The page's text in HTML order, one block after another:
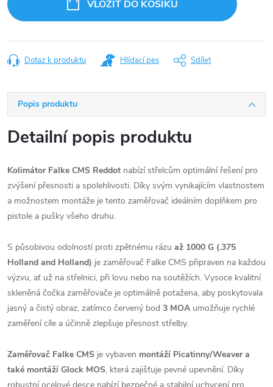
VLOŽIT DO KOŠÍKU
Dotaz k produktu Hlídací pes Sdílet
Popis produktu
Detailní popis produktu
Kolimátor Falke CMS Reddot nabízí střelcům optimální řešení pro
zvýšení přesnosti a spolehlivosti. Díky svým vynikajícím vlastnostem
a možnostem montáže je tento zaměřovač ideálním doplňkem pro
pistole a pušky všeho druhu.
S působivou odolností proti zpětnému rázu až 1000 G (.375
Holland and Holland) je zaměřovač Falke CMS připraven na každou
výzvu, ať už na střelnici, při lovu nebo na soutěžích. Vysoce kvalitní
skleněná čočka zaměřovače je optimálně potažena, aby poskytovala
jasný a čistý obraz, zatímco červený bod 3 MOA umožňuje rychlé
zaměření cíle a účinně zlepšuje přesnost střelby.
Zaměřovač Falke CMS je vybaven montáží Picatinny/Weaver a
také montáží Glock MOS, která zajišťuje pevné upevnění. Díky
robustní ocelové desce nabízí bezpečné a stabilní uchycení pro